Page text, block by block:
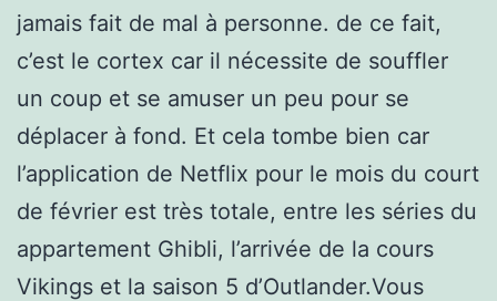
jamais fait de mal à personne. de ce fait,
c’est le cortex car il nécessite de souffler
un coup et se amuser un peu pour se
déplacer à fond. Et cela tombe bien car
l’application de Netflix pour le mois du court
de février est très totale, entre les séries du
appartement Ghibli, l’arrivée de la cours
Vikings et la saison 5 d’Outlander.Vous